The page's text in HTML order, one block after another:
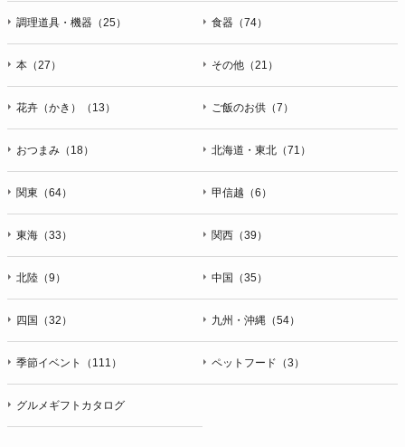
調理道具・機器（25） 食器（74）
本（27） その他（21）
花卉（かき）（13） ご飯のお供（7）
おつまみ（18） 北海道・東北（71）
関東（64） 甲信越（6）
東海（33） 関西（39）
北陸（9） 中国（35）
四国（32） 九州・沖縄（54）
季節イベント（111） ペットフード（3）
グルメギフトカタログ